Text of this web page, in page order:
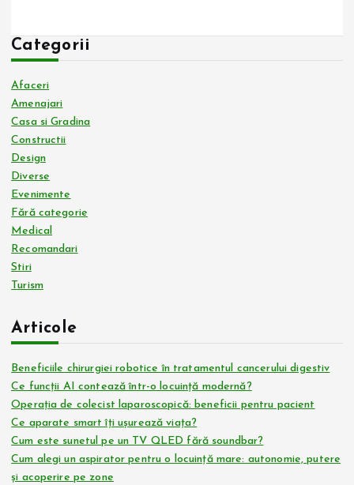
Categorii
Afaceri
Amenajari
Casa si Gradina
Constructii
Design
Diverse
Evenimente
Fără categorie
Medical
Recomandari
Stiri
Turism
Articole
Beneficiile chirurgiei robotice în tratamentul cancerului digestiv
Ce funcții AI contează într-o locuință modernă?
Operația de colecist laparoscopică: beneficii pentru pacient
Ce aparate smart îți ușurează viața?
Cum este sunetul pe un TV QLED fără soundbar?
Cum alegi un aspirator pentru o locuință mare: autonomie, putere
și acoperire pe zone